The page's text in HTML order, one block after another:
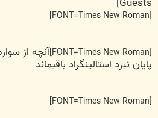
آنچه از
پايان نبرد استالينگراد باقيماند